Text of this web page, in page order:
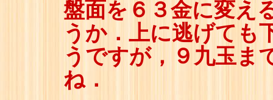
盤面を６３金に変え
うか．上に逃げても
うですが，９九玉ま
ね．